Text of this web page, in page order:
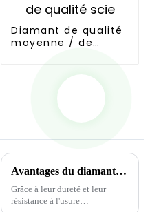
Diamant de qualité
moyenne / de
Avantages du diamant polycristallin (PCD) dans l'industrie de la découpe et du traitement du verre
Grâce à leur dureté et leur
résistance à l'usure